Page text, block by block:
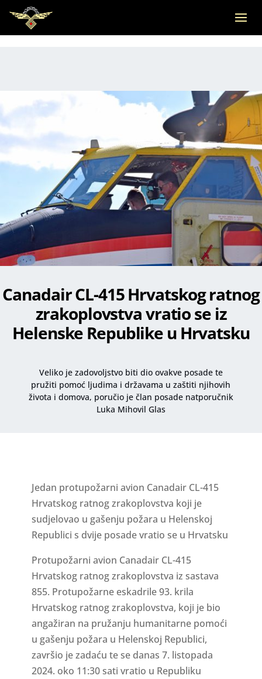
Canadair CL-415 Hrvatskog ratnog
zrakoplovstva vratio se iz
Helenske Republike u Hrvatsku
Veliko je zadovoljstvo biti dio ovakve posade te
pružiti pomoć ljudima i državama u zaštiti njihovih
života i domova, poručio je član posade natporučnik
Luka Mihovil Glas
Jedan protupožarni avion Canadair CL-415
Hrvatskog ratnog zrakoplovstva koji je
sudjelovao u gašenju požara u Helenskoj
Republici s dvije posade vratio se u Hrvatsku
Protupožarni avion Canadair CL-415
Hrvatskog ratnog zrakoplovstva iz sastava
855. Protupožarne eskadrile 93. krila
Hrvatskog ratnog zrakoplovstva, koji je bio
angažiran na pružanju humanitarne pomoći
u gašenju požara u Helenskoj Republici,
završio je zadaću te se danas 7. listopada
2024. oko 11:30 sati vratio u Republiku